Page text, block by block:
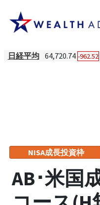
日経平均 64,720.74 -962.52
NISA成長投資枠
AB･米国